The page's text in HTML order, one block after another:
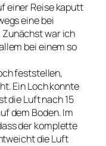
einer Reise kaputt
eine bei
war ich
bei einem so
feststellen,
Ein Loch konnte
die Luft nach 15
dem Boden. Im
der komplette
die Luft